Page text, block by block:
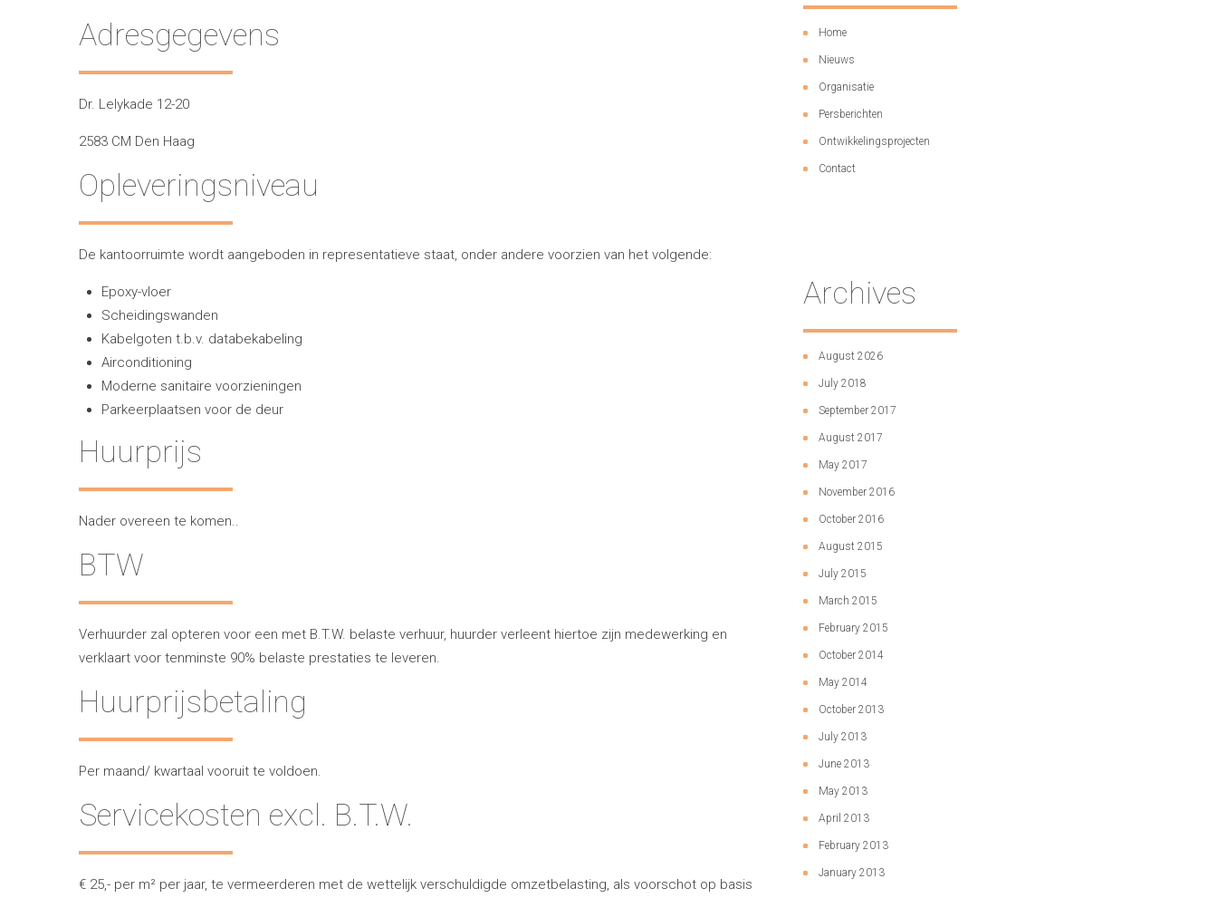
Adresgegevens
Dr. Lelykade 12-20
2583 CM Den Haag
Opleveringsniveau
De kantoorruimte wordt aangeboden in representatieve staat, onder andere voorzien van het volgende:
Epoxy-vloer
Scheidingswanden
Kabelgoten t.b.v. databekabeling
Airconditioning
Moderne sanitaire voorzieningen
Parkeerplaatsen voor de deur
Huurprijs
Nader overeen te komen..
BTW
Verhuurder zal opteren voor een met B.T.W. belaste verhuur, huurder verleent hiertoe zijn medewerking en
verklaart voor tenminste 90% belaste prestaties te leveren.
Huurprijsbetaling
Per maand/ kwartaal vooruit te voldoen.
Servicekosten excl. B.T.W.
€ 25,- per m² per jaar, te vermeerderen met de wettelijk verschuldigde omzetbelasting, als voorschot op basis
Home
Nieuws
Organisatie
Persberichten
Ontwikkelingsprojecten
Contact
Archives
August 2026
July 2018
September 2017
August 2017
May 2017
November 2016
October 2016
August 2015
July 2015
March 2015
February 2015
October 2014
May 2014
October 2013
July 2013
June 2013
May 2013
April 2013
February 2013
January 2013